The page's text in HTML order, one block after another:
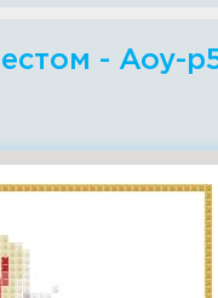
- Aoy-